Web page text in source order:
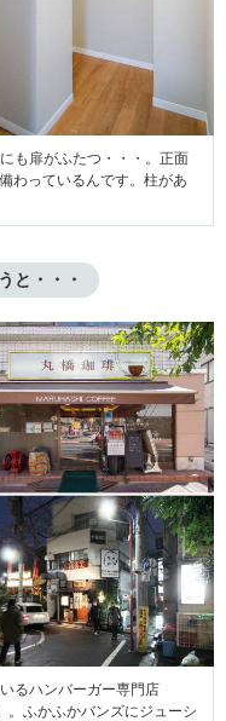
も扉がふたつ・・・。正面
わっているんです。柱があ
と・・・
るハンバーガー専門店
。ふかふかバンズにジューシ